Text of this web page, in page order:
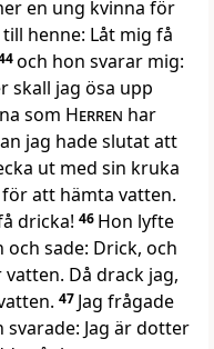
en ung kvinna för
henne: Låt mig få
och hon svarar mig:
skall jag ösa upp
som Herren har
jag hade slutat att
ut med sin kruka
att hämta vatten.
dricka! 46 Hon lyfte
sade: Drick, och
Då drack jag,
47 Jag frågade
Jag är dotter